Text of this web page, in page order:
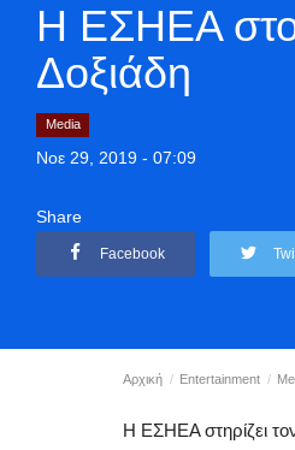
Η ΕΣΗΕΑ στο
Δοξιάδη
Media
Νοε 29, 2019 - 07:09
Share
Facebook
Αρχική Entertainment
Η ΕΣΗΕΑ στηρίζει